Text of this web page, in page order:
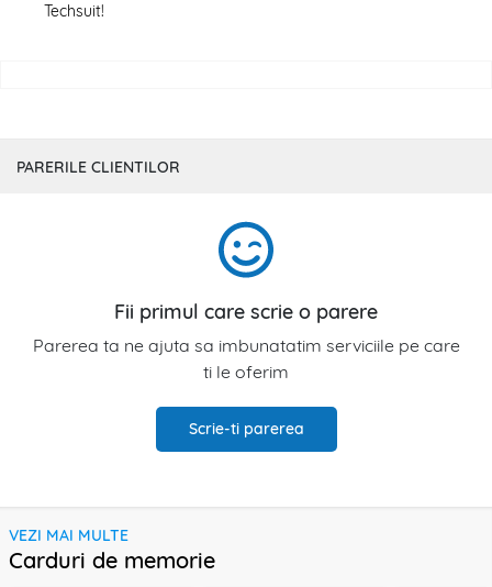
Techsuit!
PARERILE CLIENTILOR
Fii primul care scrie o parere
Parerea ta ne ajuta sa imbunatatim serviciile pe care
ti le oferim
Scrie-ti parerea
VEZI MAI MULTE
Carduri de memorie